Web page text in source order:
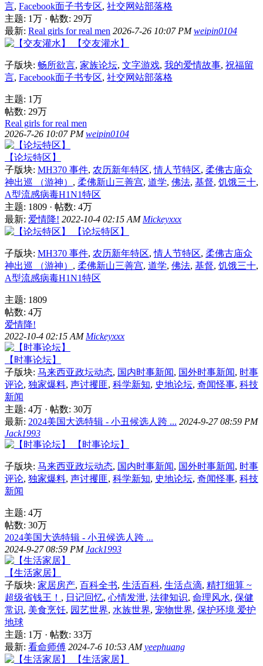
言, Facebook面子书专区, 社交网站部落格
主题: 1万 · 帖数: 29万
最新: Real girls for real men 2026-7-26 10:07 PMweipin0104
【交友灌水】
子版块: 畅所欲言, 家族论坛, 文字游戏, 我的爱情故事, 祝福留
言, Facebook面子书专区, 社交网站部落格
主题: 1万
帖数: 29万
Real girls for real men
2026-7-26 10:07 PMweipin0104
【论坛特区】
子版块: MH370 事件, 农历新年特区,情人节特区, 柔佛古庙众
神出巡 （游神） , 柔佛新山三善宫, 道学, 佛法, 基督, 饥饿三十,
A型流感病毒H1N1特区
主题: 1809 · 帖数: 4万
最新: 爱情降! 2022-10-4 02:15 AM Mickeyxxx
【论坛特区】
子版块: MH370 事件, 农历新年特区,情人节特区, 柔佛古庙众
神出巡 （游神） , 柔佛新山三善宫, 道学, 佛法, 基督, 饥饿三十,
A型流感病毒H1N1特区
主题: 1809
帖数: 4万
爱情降!
2022-10-4 02:15 AM Mickeyxxx
【时事论坛】
子版块: 马来西亚政坛动态, 国内时事新闻, 国外时事新闻, 时事
评论, 独家爆料, 声讨攫匪, 科学新知, 史地论坛, 奇闻怪事, 科技
新闻
主题: 4万 · 帖数: 30万
最新: 2024美国大选特辑 - 小丑候选人跨 ... 2024-9-27 08:59 PM
Jack1993
【时事论坛】
子版块: 马来西亚政坛动态, 国内时事新闻, 国外时事新闻, 时事
评论, 独家爆料, 声讨攫匪, 科学新知, 史地论坛, 奇闻怪事, 科技
新闻
主题: 4万
帖数: 30万
2024美国大选特辑 - 小丑候选人跨 ...
2024-9-27 08:59 PMJack1993
【生活家居】
子版块: 家居房产, 百科全书, 生活百科, 生活点滴, 精打细算 ~
超级省钱王！ , 日记回忆, 心情发泄, 法律知识, 命理风水, 保健
常识, 美食烹饪, 园艺世界, 水族世界, 宠物世界, 保护环境 爱护
地球
主题: 1万 · 帖数: 33万
最新: 看命师傅 2024-7-6 10:53 AMyeephuang
【生活家居】